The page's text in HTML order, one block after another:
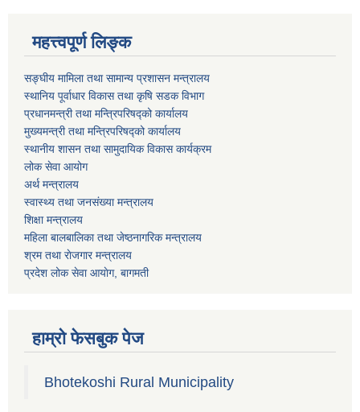
महत्त्वपूर्ण लिङ्क
सङ्घीय मामिला तथा सामान्य प्रशासन मन्त्रालय
स्थानिय पूर्वाधार विकास तथा कृषि सडक विभाग
प्रधानमन्त्री तथा मन्त्रिपरिषद्को कार्यालय
मुख्यमन्त्री तथा मन्त्रिपरिषद्को कार्यालय
स्थानीय शासन तथा सामुदायिक विकास कार्यक्रम
लोक सेवा आयोग
अर्थ मन्त्रालय
स्वास्थ्य तथा जनस‌ंख्या मन्त्रालय
शिक्षा मन्त्रालय
महिला बालबालिका तथा जेष्ठनागरिक मन्त्रालय
श्रम तथा राेजगार मन्त्रालय
प्रदेश लोक सेवा आयाेग, बागमती
हाम्रो फेसबुक पेज
Bhotekoshi Rural Municipality